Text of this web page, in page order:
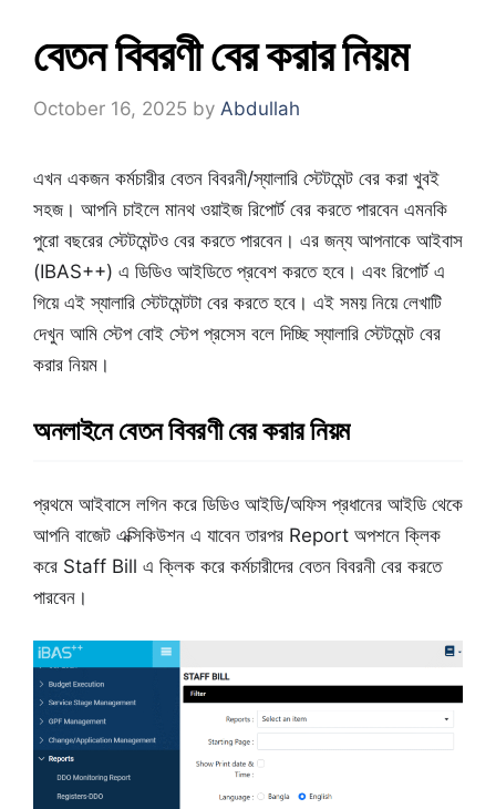
বেতন বিবরণী বের করার নিয়ম
October 16, 2025 by Abdullah
এখন একজন কর্মচারীর বেতন বিবরনী/স্যালারি স্টেটমেন্ট বের করা খুবই
সহজ। আপনি চাইলে মানথ ওয়াইজ রিপোর্ট বের করতে পারবেন এমনকি
পুরো বছরের স্টেটমেন্টও বের করতে পারবেন। এর জন্য আপনাকে আইবাস
(IBAS++) এ ডিডিও আইডিতে প্রবেশ করতে হবে। এবং রিপোর্ট এ
গিয়ে এই স্যালারি স্টেটমেন্টটা বের করতে হবে। এই সময় নিয়ে লেখাটি
দেখুন আমি স্টেপ বােই স্টেপ প্রসেস বলে দিচ্ছি স্যালারি স্টেটমেন্ট বের
করার নিয়ম।
অনলাইনে বেতন বিবরণী বের করার নিয়ম
প্রথমে আইবাসে লগিন করে ডিডিও আইডি/অফিস প্রধানের আইডি থেকে
আপনি বাজেট এক্সিকিউশন এ যাবেন তারপর Report অপশনে ক্লিক
করে Staff Bill এ ক্লিক করে কর্মচারীদের বেতন বিবরনী বের করতে
পারবেন।